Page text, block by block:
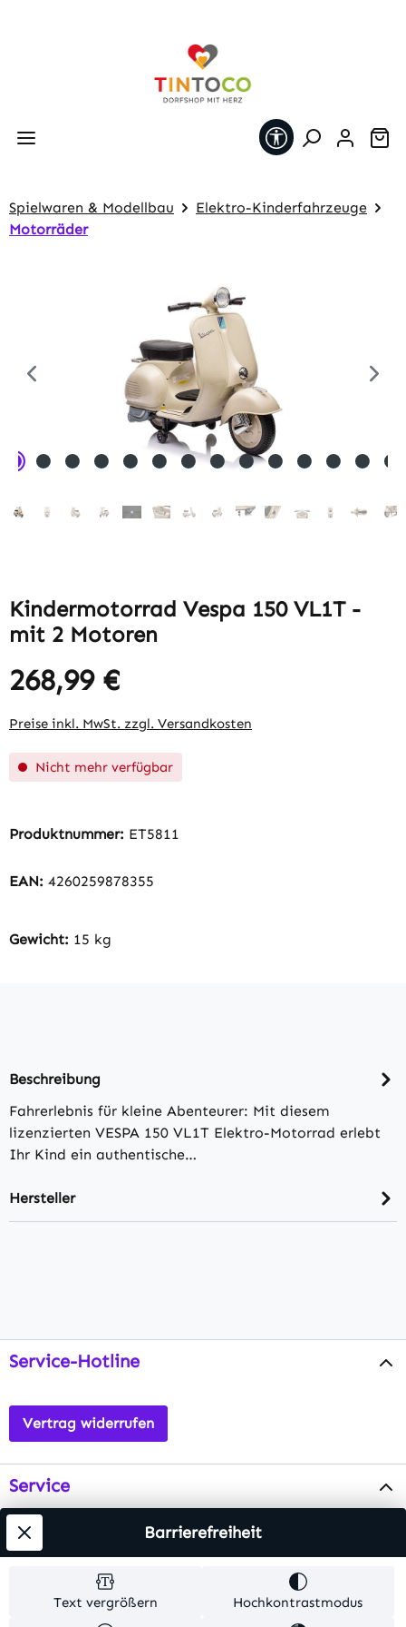
Werkzeugleiste
Spielwaren & Modellbau
Elektro-Kinderfahrzeuge
Motorräder
Kindermotorrad Vespa 150 VL1T -
mit 2 Motoren
Regulärer Preis:
268,99 €
Preise inkl. MwSt. zzgl. Versandkosten
Nicht mehr verfügbar
Produktnummer: ET5811
EAN: 4260259878355
Gewicht: 15 kg
Beschreibung
Fahrerlebnis für kleine Abenteurer: Mit diesem
lizenzierten VESPA 150 VL1T Elektro-Motorrad erlebt
Ihr Kind ein authentische…
Hersteller
Service-Hotline
Vertrag widerrufen
Service
Info
Text vergrößern Hochkontrastmodus
Barrierefreiheit